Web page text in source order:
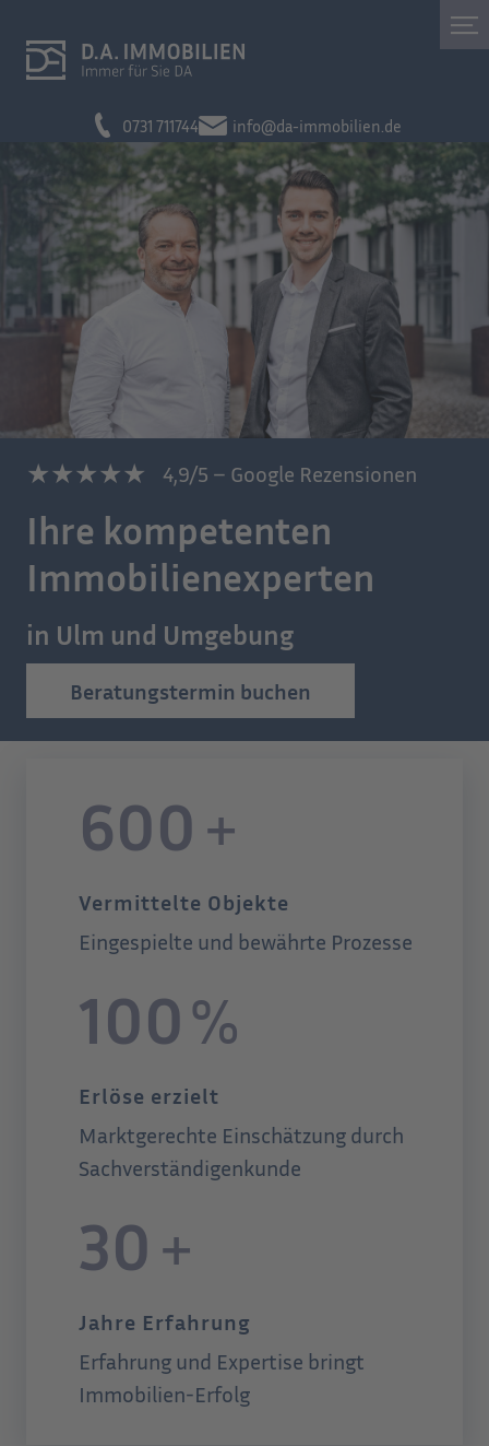
0731 711744 info@da-immobilien.de
4,9/5 – Google Rezensionen
Ihre kompetenten
Immobilienexperten
in Ulm und Umgebung
Beratungstermin buchen
600+
Vermittelte Objekte
Eingespielte und bewährte Prozesse
100%
Erlöse erzielt
Marktgerechte Einschätzung durch
Sachverständigenkunde
30+
Jahre Erfahrung
Erfahrung und Expertise bringt
Immobilien-Erfolg